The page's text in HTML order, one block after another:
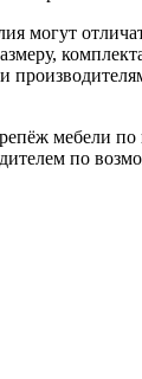
могут
мебели по
по